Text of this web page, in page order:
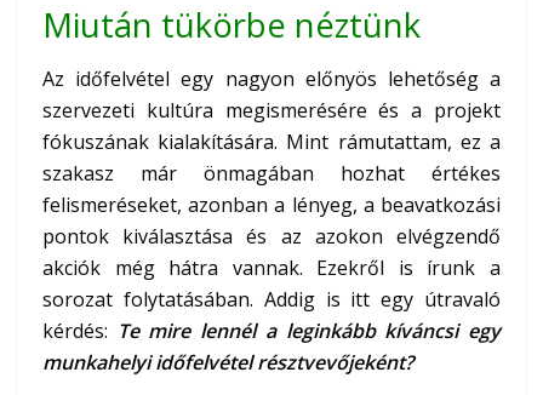
Miután tükörbe néztünk
Az időfelvétel egy nagyon előnyös lehetőség a
szervezeti kultúra megismerésére és a projekt
fókuszának kialakítására. Mint rámutattam, ez a
szakasz már önmagában hozhat értékes
felismeréseket, azonban a lényeg, a beavatkozási
pontok kiválasztása és az azokon elvégzendő
akciók még hátra vannak. Ezekről is írunk a
sorozat folytatásában. Addig is itt egy útravaló
kérdés: Te mire lennél a leginkább kíváncsi egy
munkahelyi időfelvétel résztvevőjeként?